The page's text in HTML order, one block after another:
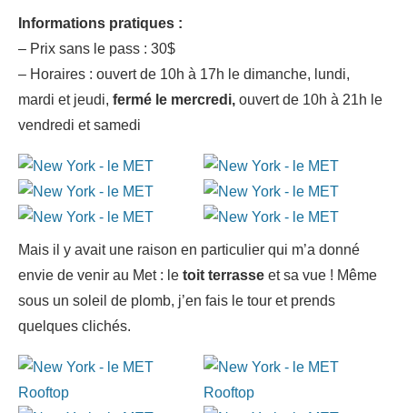
Informations pratiques :
– Prix sans le pass : 30$
– Horaires : ouvert de 10h à 17h le dimanche, lundi,
mardi et jeudi, fermé le mercredi, ouvert de 10h à 21h le
vendredi et samedi
Mais il y avait une raison en particulier qui m’a donné
envie de venir au Met : le toit terrasse et sa vue ! Même
sous un soleil de plomb, j’en fais le tour et prends
quelques clichés.